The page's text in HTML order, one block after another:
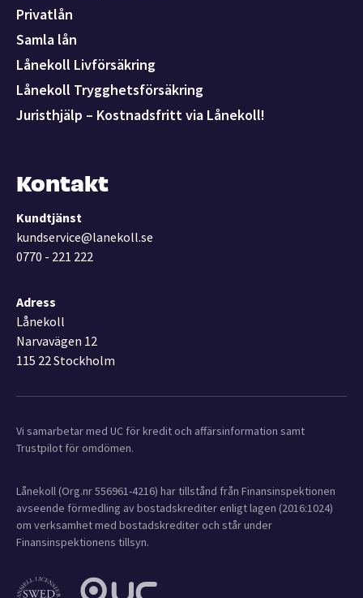
Privatlån
Samla lån
Lånekoll Livförsäkring
Lånekoll Trygghetsförsäkring
Juristhjälp – Kostnadsfritt via Lånekoll!
Kontakt
Kundtjänst
kundservice@lanekoll.se
0770 - 221 222
Adress
Lånekoll
Narvavägen 12
115 22 Stockholm
Vi samarbetar med UC för kredit och affärsinformation samt
Trustpilot för omdömen.
Lånekoll (Org.nr 556961-4216) har tillstånd från Finansinspektionen
avseende förmedling av bostadskrediter enligt lagen (2016:1024)
om verksamhet med bostadskrediter och står under
Finansinspektionens tillsyn.